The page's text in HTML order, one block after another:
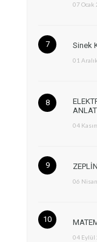
07 Ocak
Sinek
01
04
06
04 Eylül